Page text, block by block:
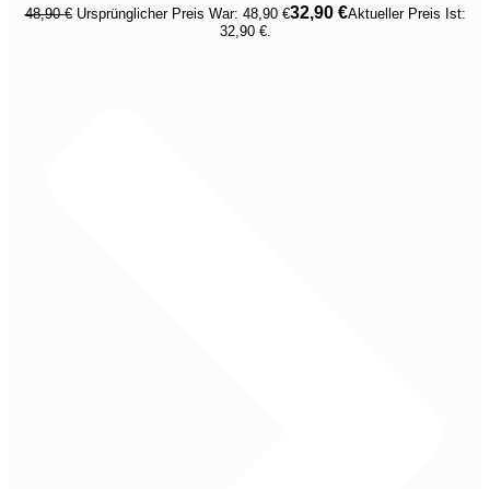
48,90€ Ursprünglicher Preis War: 48,90 €32,90 €Aktueller Preis Ist:
32,90 €.